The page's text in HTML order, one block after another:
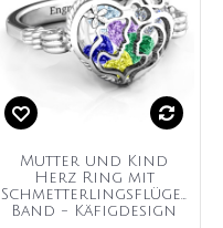
Mutter und Kind
Herz Ring mit
Schmetterlingsflügel
Band - Käfigdesign